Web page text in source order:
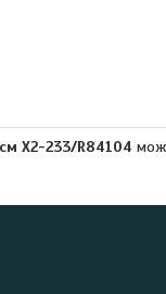
X2-233/R84104